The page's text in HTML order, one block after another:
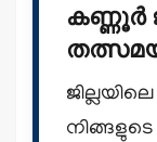
കണ്ണൂർ